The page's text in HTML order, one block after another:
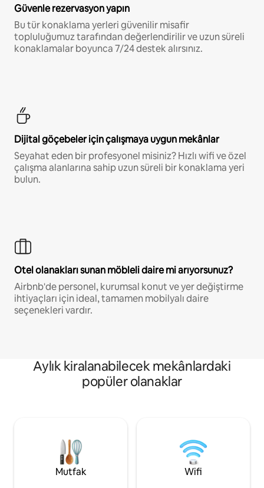
Güvenle rezervasyon yapın
Bu tür konaklama yerleri güvenilir misafir
topluluğumuz tarafından değerlendirilir ve uzun süreli
konaklamalar boyunca 7/24 destek alırsınız.
Dijital göçebeler için çalışmaya uygun mekânlar
Seyahat eden bir profesyonel misiniz? Hızlı wifi ve özel
çalışma alanlarına sahip uzun süreli bir konaklama yeri
bulun.
Otel olanakları sunan möbleli daire mi arıyorsunuz?
Airbnb'de personel, kurumsal konut ve yer değiştirme
ihtiyaçları için ideal, tamamen mobilyalı daire
seçenekleri vardır.
Aylık kiralanabilecek mekânlardaki
popüler olanaklar
Mutfak Wifi